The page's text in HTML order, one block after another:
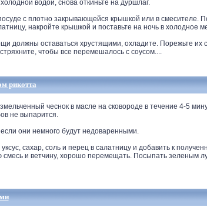
водой, снова откиньте на дуршлаг.
с плотно закрывающейся крышкой или в смесителе.
накройте крышкой и поставьте на ночь в холодное
должны оставаться хрустящими, охладите. Порежьте их
чтобы все перемешалось с соусом....
рикотта
чеснок в масле на сковороде в течение 4-5
не выпарится.
они немного будут недоваренными.
сахар, соль и перец в салатницу и добавить к
и ветчину, хорошо перемещать. Посыпать зеленым